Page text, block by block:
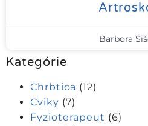
Kategórie
Chrbtica (12)
Cviky (7)
Fyzioterapeut (6)
Barbora